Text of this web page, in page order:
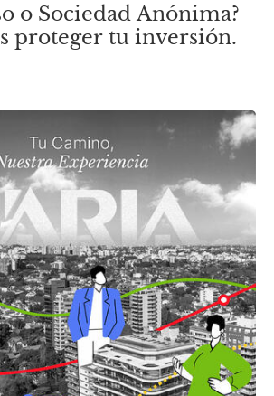
o Sociedad Anónima?
proteger tu inversión.